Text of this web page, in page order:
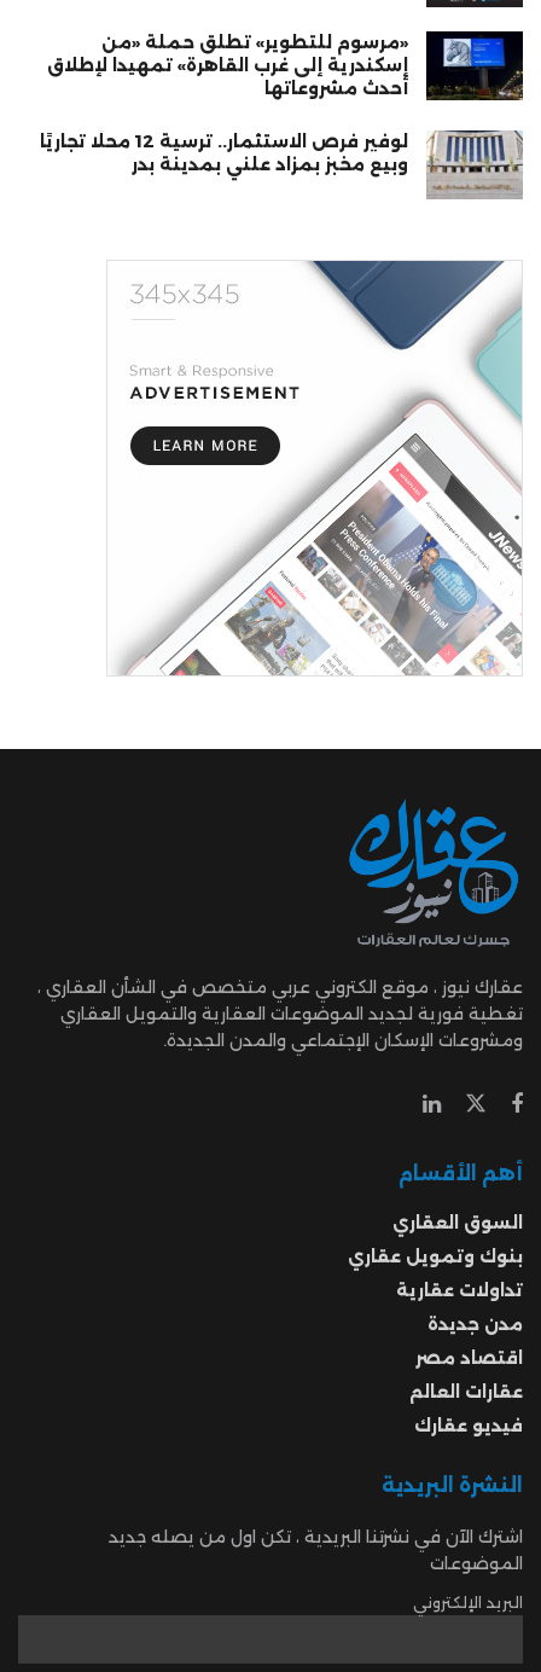
«مرسوم للتطوير» تطلق حملة «من
إسكندرية إلى غرب القاهرة» تمهيدا لإطلاق
أحدث مشروعاتها
لوفير فرص الاستثمار.. ترسية 12 محلًا تجاريًا
وبيع مخبز بمزاد علني بمدينة بدر
عقارك نيوز ، موقع الكتروني عربي متخصص في الشأن العقاري ،
تغطية فورية لجديد الموضوعات العقارية والتمويل العقاري
ومشروعات الإسكان الإجتماعي والمدن الجديدة.
أهم الأقسام
السوق العقاري
بنوك وتمويل عقاري
تداولات عقارية
مدن جديدة
اقتصاد مصر
عقارات العالم
فيديو عقارك
النشرة البريدية
اشترك الآن في نشرتنا البريدية ، تكن اول من يصله جديد
الموضوعات
البريد الإلكتروني